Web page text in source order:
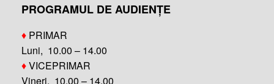
PROGRAMUL DE AUDIENȚE
♦ PRIMAR
Luni, 10.00 – 14.00
♦VICEPRIMAR
Vineri, 10.00 – 14.00